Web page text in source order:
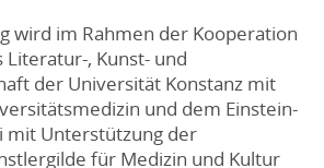
wird im Rahmen der Kooperation
Literatur-, Kunst- und
der Universität Konstanz mit
und dem Einstein-
mit Unterstützung der
für Medizin und Kultur